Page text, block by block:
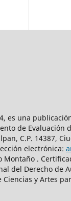
es una
de Evaluación
C.P. 14387,
electrónica:
.
del Derecho de
y Artes